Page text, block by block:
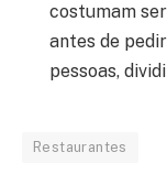
costumam
antes de
pessoas,
Restaurantes